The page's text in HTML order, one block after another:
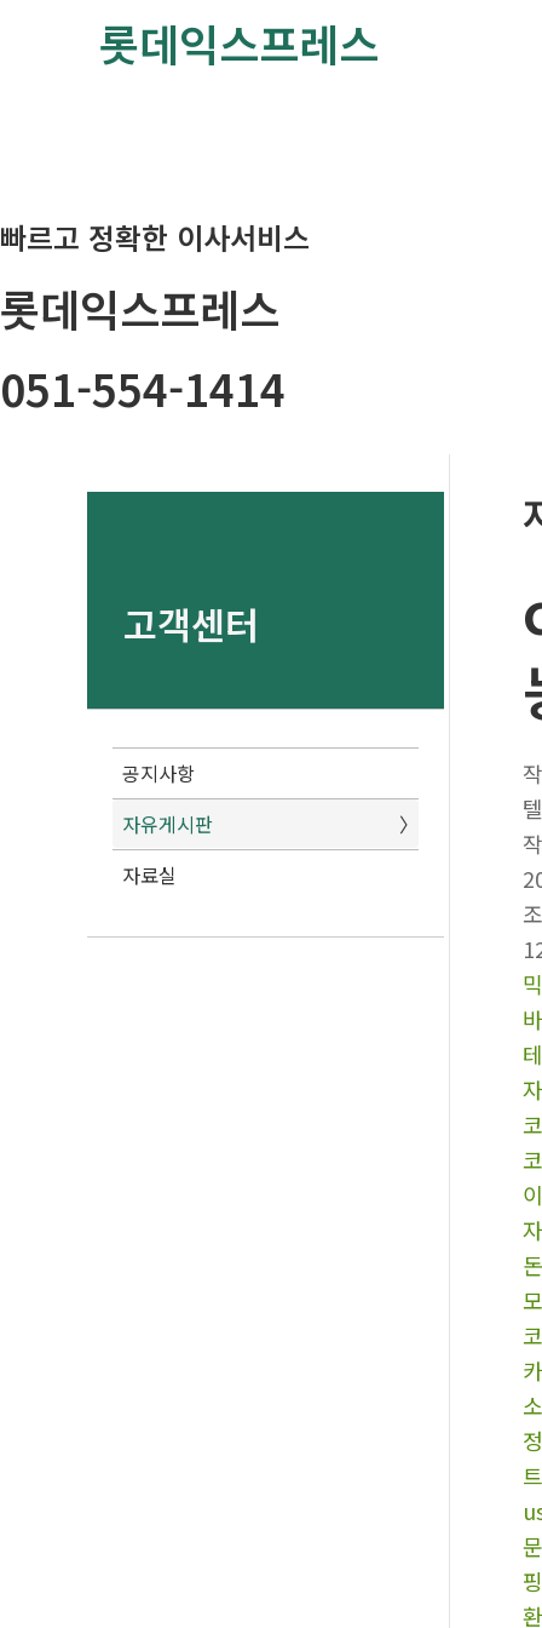
뛰
롯데익스프레스
빠르고 정확한 이사서비스
롯데익스프레스
051-554-1414
고객센터
공지사항
자유게시판
자료실